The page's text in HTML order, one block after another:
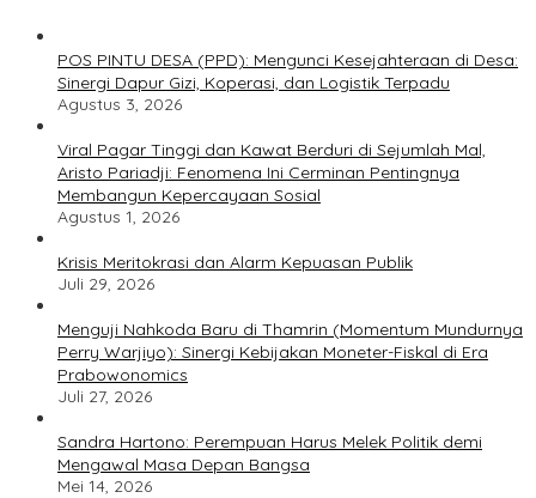
POS PINTU DESA (PPD): Mengunci Kesejahteraan di Desa:
Sinergi Dapur Gizi, Koperasi, dan Logistik Terpadu
Agustus 3, 2026
Viral Pagar Tinggi dan Kawat Berduri di Sejumlah Mal,
Aristo Pariadji: Fenomena Ini Cerminan Pentingnya
Membangun Kepercayaan Sosial
Agustus 1, 2026
​Krisis Meritokrasi dan Alarm Kepuasan Publik
Juli 29, 2026
​Menguji Nahkoda Baru di Thamrin (Momentum Mundurnya
Perry Warjiyo): Sinergi Kebijakan Moneter-Fiskal di Era
Prabowonomics
Juli 27, 2026
Sandra Hartono: Perempuan Harus Melek Politik demi
Mengawal Masa Depan Bangsa
Mei 14, 2026